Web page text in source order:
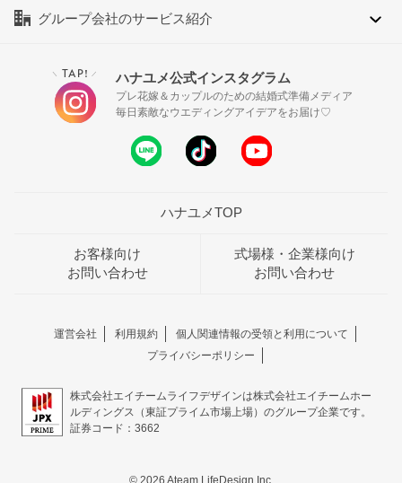
グループ会社のサービス紹介
＼ TAP! ／ ハナユメ公式インスタグラム
プレ花嫁＆カップルのための結婚式準備メディア
毎日素敵なウエディングアイデアをお届け♡
ハナユメTOP
お客様向け
お問い合わせ
式場様・企業様向け
お問い合わせ
運営会社 利用規約
個人関連情報の受領と利用について
プライバシーポリシー
株式会社エイチームライフデザインは株式会社エイチームホー
ルディングス（東証プライム市場上場）のグループ企業です。
証券コード：3662